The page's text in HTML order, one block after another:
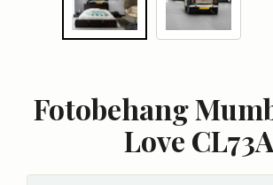
Fotobehang
Love CL73A